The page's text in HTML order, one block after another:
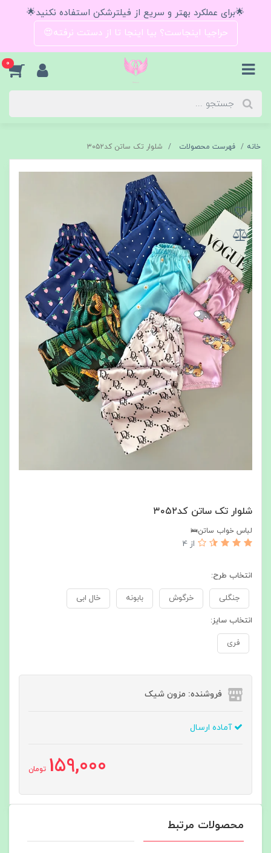
🌟برای عملکرد بهتر و سریع از فیلترشکن استفاده نکنید🌟
حراجیا اینجاست؟ بیا اینجا تا از دستت نرفته😍
0
خانه فهرست محصولات شلوار تک ساتن کد۳۰۵۲
شلوار تک ساتن کد۳۰۵۲
لباس خواب ساتن🛌
از 4
انتخاب طرح:
جنگلی خرگوش بابونه خال ابی
انتخاب سایز:
فری
فروشنده: مزون شیک
آماده ارسال
159,000 تومان
محصولات مرتبط